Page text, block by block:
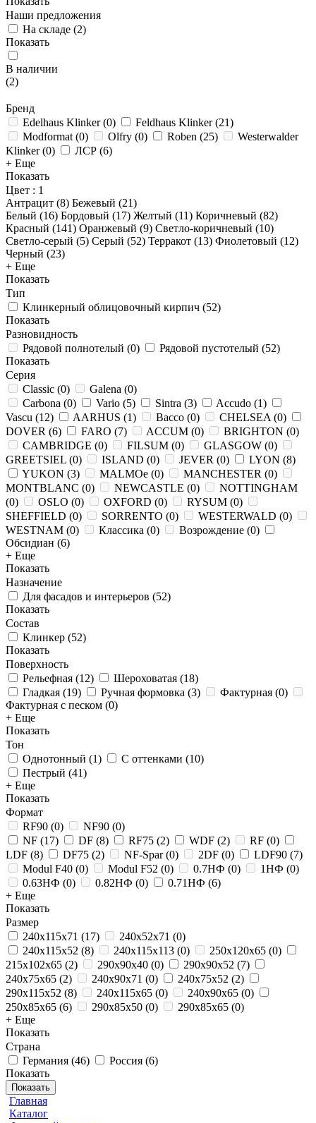
Наши предложения
На складе (2)
Показать
В наличии
(2)
Бренд
Edelhaus Klinker(0) Feldhaus Klinker(21)
Modformat (0) Olfry (0) Roben (25)
Westerwalder
Klinker(0) ЛСР (6)
+ Еще
Показать
Цвет : 1
Антрацит (8) Бежевый (21)
Белый (16) Бордовый (17) Желтый (11) Коричневый (82)
Красный (141) Оранжевый (9) Светло-коричневый (10)
Светло-серый (5) Серый (52) Терракот (13) Фиолетовый (12)
Черный (23)
+ Еще
Показать
Тип
Клинкерный облицовочный кирпич (52)
Показать
Разновидность
Рядовой полнотелый (0) Рядовой пустотелый (52)
Показать
Серия
Classic (0) Galena (0)
Carbona (0) Vario (5) Sintra (3) Accudo (1)
Vascu (12) AARHUS (1) Bacco (0) CHELSEA (0)
DOVER (6) FARO (7) ACCUM (0) BRIGHTON (0)
CAMBRIDGE (0) FILSUM (0) GLASGOW (0)
GREETSIEL (0) ISLAND (0) JEVER (0) LYON (8)
YUKON (3) MALMOe (0) MANCHESTER (0)
MONTBLANC (0) NEWCASTLE (0)
NOTTINGHAM
(0) OSLO (0) OXFORD (0) RYSUM (0)
SHEFFIELD (0) SORRENTO (0) WESTERWALD (0)
WESTNAM (0) Классика (0) Возрождение (0)
Обсидиан (6)
+ Еще
Показать
Назначение
Для фасадов и интерьеров (52)
Показать
Состав
Клинкер (52)
Показать
Поверхность
Рельефная (12) Шероховатая (18)
Гладкая (19) Ручная формовка (3) Фактурная (0)
Фактурная с песком (0)
+ Еще
Показать
Тон
Однотонный (1) С оттенками (10)
Пестрый (41)
+ Еще
Показать
Формат
RF90 (0) NF90 (0)
NF (17) DF (8) RF75 (2) WDF (2) RF (0)
LDF (8) DF75 (2) NF-Spar(0) 2DF (0) LDF90 (7)
Modul F40 (0) Modul F52 (0) 0.7НФ (0) 1НФ (0)
0.63НФ (0) 0.82НФ (0) 0.71НФ (6)
+ Еще
Показать
Размер
240x115x71 (17) 240x52x71 (0)
240x115x52 (8) 240x115x113 (0) 250x120x65 (0)
215x102x65 (2) 290x90x40 (0) 290x90x52 (7)
240x75x65 (2) 240x90x71 (0) 240x75x52 (2)
290x115x52 (8) 240x115x65 (0) 240x90x65 (0)
250x85x65 (6) 290x85x50 (0) 290x85x65 (0)
+ Еще
Показать
Страна
Германия (46) Россия (6)
Показать
Показать
Главная
Каталог